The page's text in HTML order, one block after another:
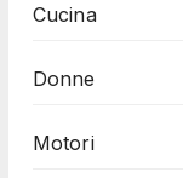
Cucina
Donne
Motori